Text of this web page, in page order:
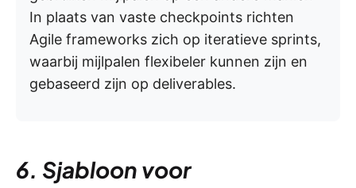
In plaats van vaste checkpoints richten
Agile frameworks zich op iteratieve sprints,
waarbij mijlpalen flexibeler kunnen zijn en
gebaseerd zijn op deliverables.
6. Sjabloon voor